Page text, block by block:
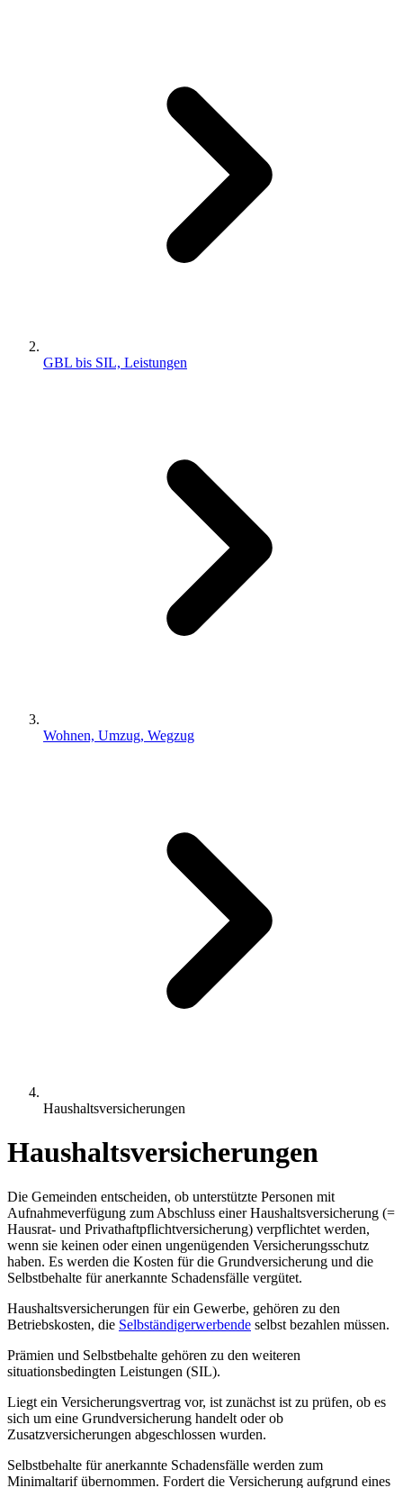
GBL bis SIL, Leistungen
Wohnen, Umzug, Wegzug
Haushaltsversicherungen
Haushaltsversicherungen
Die Gemeinden entscheiden, ob unterstützte Personen mit
Aufnahmeverfügung zum Abschluss einer Haushaltsversicherung (=
Hausrat- und Privathaftpflichtversicherung) verpflichtet werden,
wenn sie keinen oder einen ungenügenden Versicherungsschutz
haben. Es werden die Kosten für die Grundversicherung und die
Selbstbehalte für anerkannte Schadensfälle vergütet.
Haushaltsversicherungen für ein Gewerbe, gehören zu den
Betriebskosten, die Selbständigerwerbende selbst bezahlen müssen.
Prämien und Selbstbehalte gehören zu den weiteren
situationsbedingten Leistungen (SIL).
Liegt ein Versicherungsvertrag vor, ist zunächst ist zu prüfen, ob es
sich um eine Grundversicherung handelt oder ob
Zusatzversicherungen abgeschlossen wurden.
Selbstbehalte für anerkannte Schadensfälle werden zum
Minimaltarif übernommen. Fordert die Versicherung aufgrund eines